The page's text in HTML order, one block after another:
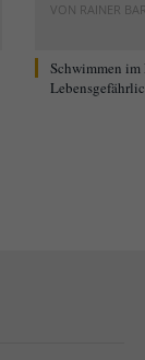
VON RAINER
Schwimmen im